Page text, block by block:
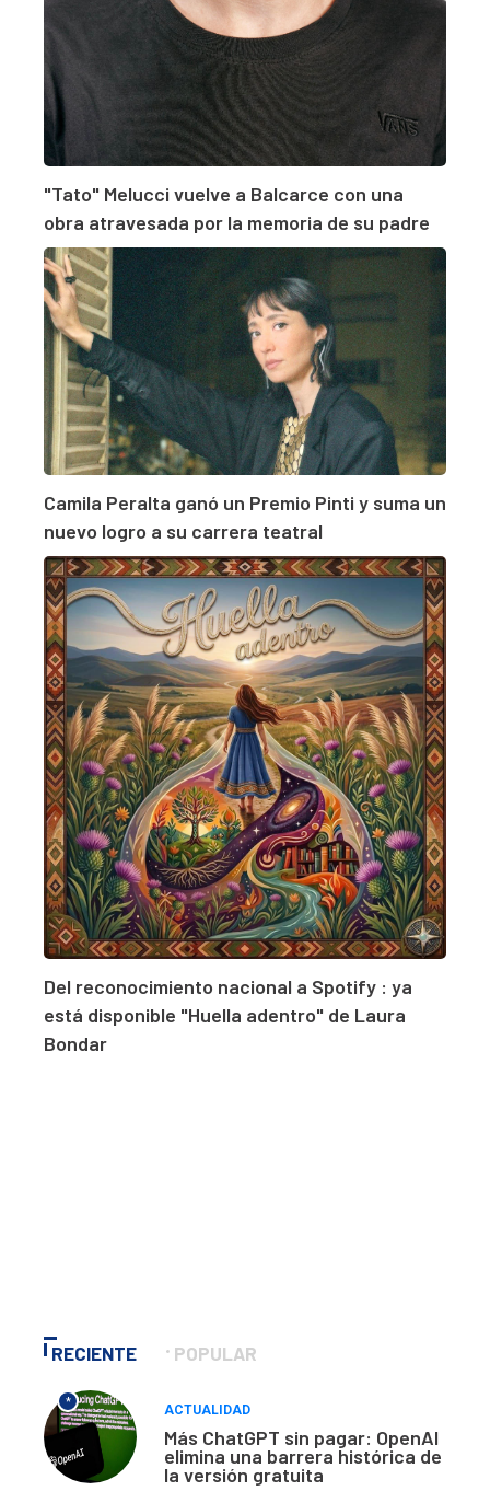
"Tato" Melucci vuelve a Balcarce con una
obra atravesada por la memoria de su padre
Camila Peralta ganó un Premio Pinti y suma un
nuevo logro a su carrera teatral
Del reconocimiento nacional a Spotify : ya
está disponible "Huella adentro" de Laura
Bondar
RECIENTE POPULAR
*
ACTUALIDAD
Más ChatGPT sin pagar: OpenAI
elimina una barrera histórica de
la versión gratuita